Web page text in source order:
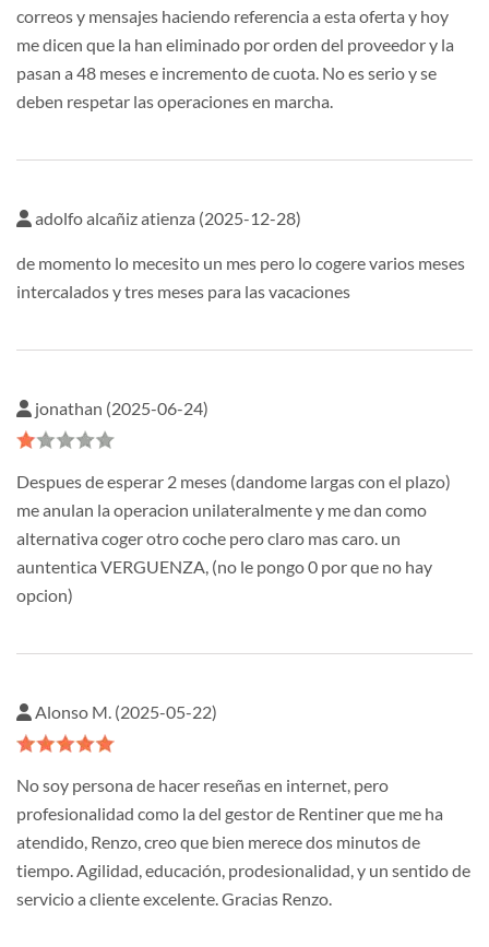
correos y mensajes haciendo referencia a esta oferta y hoy
me dicen que la han eliminado por orden del proveedor y la
pasan a 48 meses e incremento de cuota. No es serio y se
deben respetar las operaciones en marcha.
adolfo alcañiz atienza (2025-12-28)
de momento lo mecesito un mes pero lo cogere varios meses
intercalados y tres meses para las vacaciones
jonathan (2025-06-24)
Despues de esperar 2 meses (dandome largas con el plazo)
me anulan la operacion unilateralmente y me dan como
alternativa coger otro coche pero claro mas caro. un
auntentica VERGUENZA, (no le pongo 0 por que no hay
opcion)
Alonso M. (2025-05-22)
No soy persona de hacer reseñas en internet, pero
profesionalidad como la del gestor de Rentiner que me ha
atendido, Renzo, creo que bien merece dos minutos de
tiempo. Agilidad, educación, prodesionalidad, y un sentido de
servicio a cliente excelente. Gracias Renzo.